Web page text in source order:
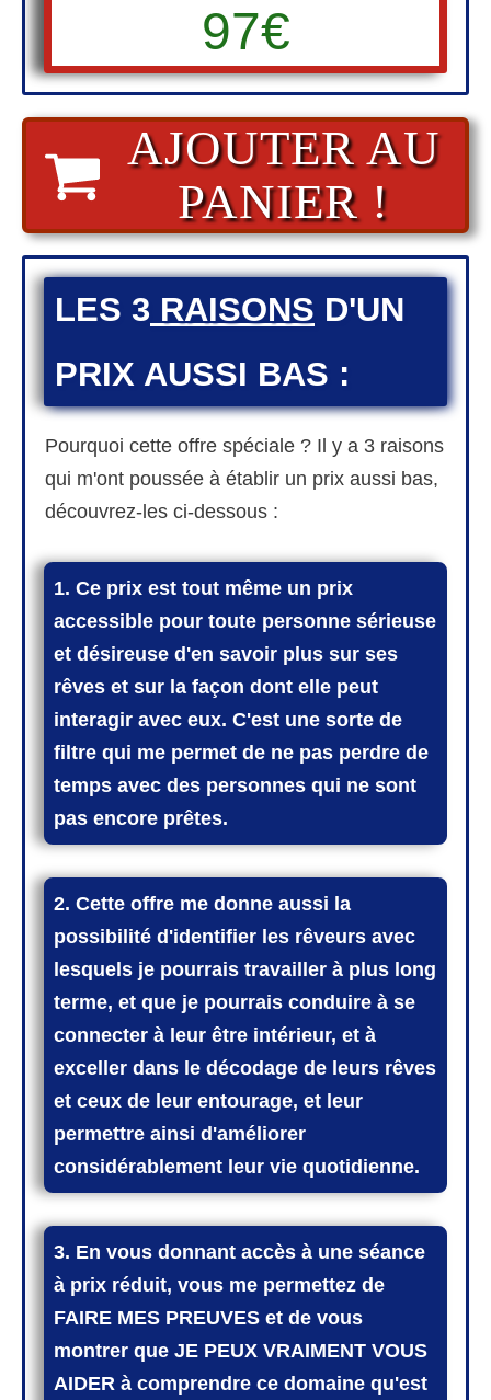
97€
AJOUTER AU
PANIER !
LES 3 RAISONS D'UN
PRIX AUSSI BAS :
Pourquoi cette offre spéciale ? Il y a 3 raisons
qui m'ont poussée à établir un prix aussi bas,
découvrez-les ci-dessous :
1. Ce prix est tout même un prix
accessible pour toute personne sérieuse
et désireuse d'en savoir plus sur ses
rêves et sur la façon dont elle peut
interagir avec eux. C'est une sorte de
filtre qui me permet de ne pas perdre de
temps avec des personnes qui ne sont
pas encore prêtes.
2. Cette offre me donne aussi la
possibilité d'identifier les rêveurs avec
lesquels je pourrais travailler à plus long
terme, et que je pourrais conduire à se
connecter à leur être intérieur, et à
exceller dans le décodage de leurs rêves
et ceux de leur entourage, et leur
permettre ainsi d'améliorer
considérablement leur vie quotidienne.
3. En vous donnant accès à une séance
à prix réduit, vous me permettez de
FAIRE MES PREUVES et de vous
montrer que JE PEUX VRAIMENT VOUS
AIDER à comprendre ce domaine qu'est